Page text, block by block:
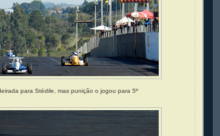
para Stédile, mas punição o jogou para 5º